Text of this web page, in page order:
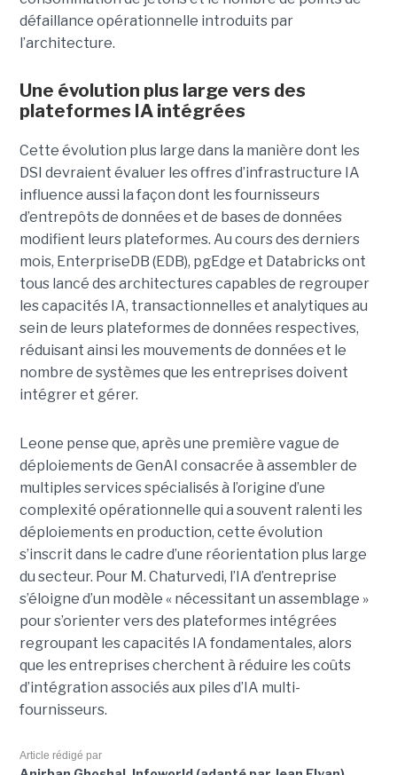
défaillance opérationnelle introduits par
l’architecture.
Une évolution plus large vers des
plateformes IA intégrées
Cette évolution plus large dans la manière dont les
DSI devraient évaluer les offres d’infrastructure IA
influence aussi la façon dont les fournisseurs
d’entrepôts de données et de bases de données
modifient leurs plateformes. Au cours des derniers
mois, EnterpriseDB (EDB), pgEdge et Databricks ont
tous lancé des architectures capables de regrouper
les capacités IA, transactionnelles et analytiques au
sein de leurs plateformes de données respectives,
réduisant ainsi les mouvements de données et le
nombre de systèmes que les entreprises doivent
intégrer et gérer.
Leone pense que, après une première vague de
déploiements de GenAI consacrée à assembler de
multiples services spécialisés à l’origine d’une
complexité opérationnelle qui a souvent ralenti les
déploiements en production, cette évolution
s’inscrit dans le cadre d’une réorientation plus large
du secteur. Pour M. Chaturvedi, l’IA d’entreprise
s’éloigne d’un modèle « nécessitant un assemblage »
pour s’orienter vers des plateformes intégrées
regroupant les capacités IA fondamentales, alors
que les entreprises cherchent à réduire les coûts
d’intégration associés aux piles d’IA multi-
fournisseurs.
Article rédigé par